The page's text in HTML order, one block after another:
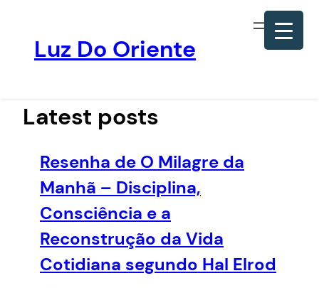
conteúdo
Luz Do Oriente
Latest posts
Resenha de O Milagre da
Manhã – Disciplina,
Consciência e a
Reconstrução da Vida
Cotidiana segundo Hal Elrod